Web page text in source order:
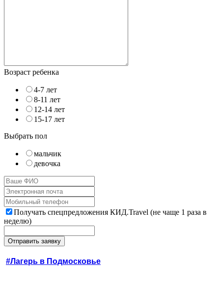
Возраст ребенка
4-7 лет
8-11 лет
12-14 лет
15-17 лет
Выбрать пол
мальчик
девочка
Получать спецпредложения КИД.Travel (не чаще 1 раза в
неделю)
#Лагерь в Подмосковье